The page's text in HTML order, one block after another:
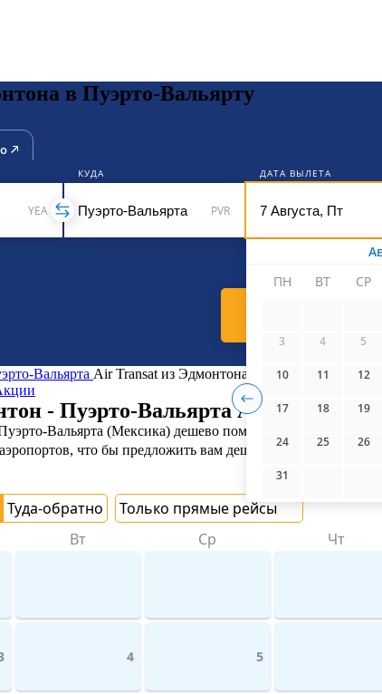
в Пуэрто-Вальярту
YEA
КУДА
PVR
ДАТА ВЫЛЕТА
ПН
ВТ СР
3 4 5
10 11 12
17 18 19
24 25 26
31
Вальярта Air Transat из Эдмонтона в Пуэрто-Вальярту
- Пуэрто-Вальярта Air Transat
Вальярта (Мексика) дешево поможет UniTicket.ru.
что бы предложить вам дешевые билеты от 11
Туда-обратно Только прямые рейсы
Вт Ср Чт
4 5